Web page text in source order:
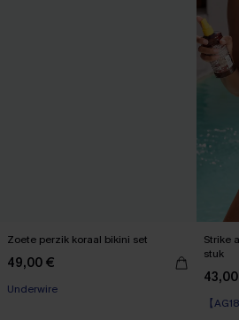
Zoete perzik koraal bikini set
49,00 €
Underwire
Strike
stuk
【
Sportief